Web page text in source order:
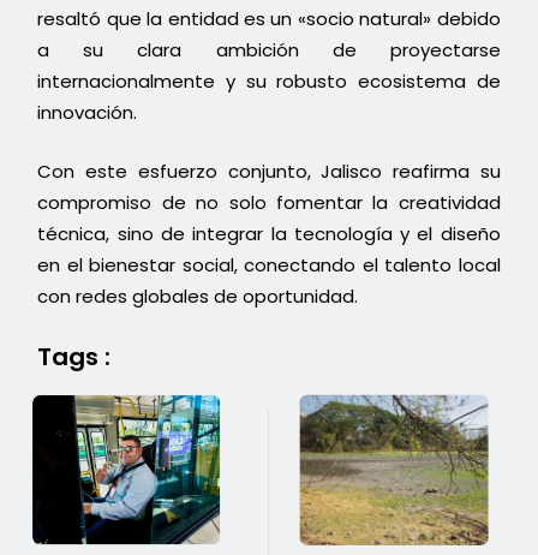
resaltó que la entidad es un «socio natural» debido
a su clara ambición de proyectarse
internacionalmente y su robusto ecosistema de
innovación.
Con este esfuerzo conjunto, Jalisco reafirma su
compromiso de no solo fomentar la creatividad
técnica, sino de integrar la tecnología y el diseño
en el bienestar social, conectando el talento local
con redes globales de oportunidad.
Tags :